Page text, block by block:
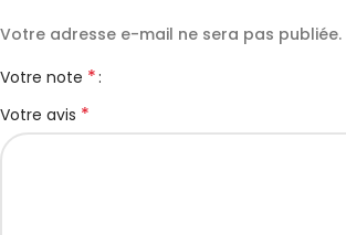
Votre adresse e-mail ne sera pas publiée.
Votre note *
Votre avis *